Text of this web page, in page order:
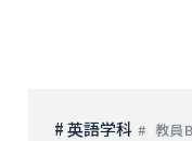
# 英語学科 教員